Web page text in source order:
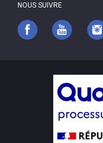
NOUS SUIVRE